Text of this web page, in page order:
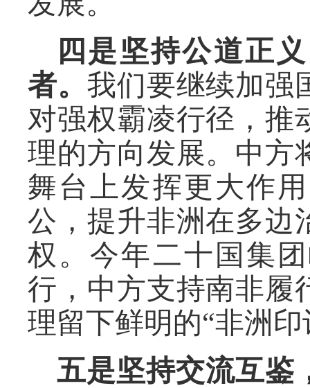
四是坚持公道正
者。 我们要继续加强
对强权霸凌行径，推
理的方向发展。中方
舞台上发挥更大作
公，提升非洲在多边
权。今年二十国集
行，中方支持南非履
理留下鲜明的“非洲印
五是坚持交流互鉴